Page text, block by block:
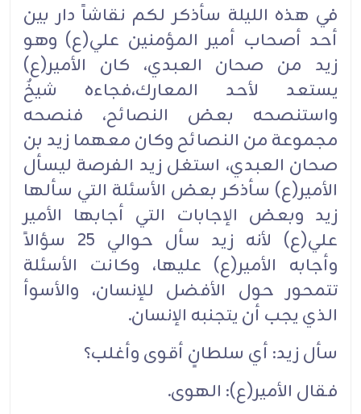
في هذه الليلة سأذكر لكم نقاشاً دار بين
أحد أصحاب أمير المؤمنين علي(ع) وهو
زيد من صحان العبدي، كان الأمير(ع)
يستعد لأحد المعارك،فجاءه شيخٌ
واستنصحه بعض النصائح، فنصحه
مجموعة من النصائح وكان معهما زيد بن
صحان العبدي، استغل زيد الفرصة ليسأل
الأمير(ع) سأذكر بعض الأسئلة التي سألها
زيد وبعض الإجابات التي أجابها الأمير
علي(ع) لأنه زيد سأل حوالي 25 سؤالاً
وأجابه الأمير(ع) عليها، وكانت الأسئلة
تتمحور حول الأفضل للإنسان، والأسوأ
الذي يجب أن يتجنبه الإنسان.
سأل زيد: أي سلطانٍ أقوى وأغلب؟
فقال الأمير(ع): الهوى.